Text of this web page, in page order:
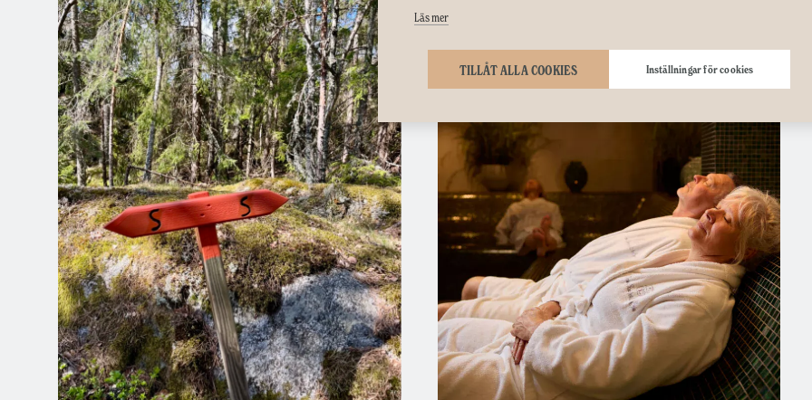
Läs mer
TILLÅT ALLA COOKIES Inställningar för cookies